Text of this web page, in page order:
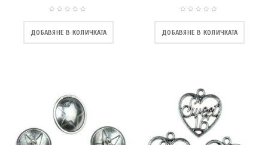
ДОБАВЯНЕ В КОЛИЧКАТА ДОБАВЯНЕ В КОЛИЧКАТА